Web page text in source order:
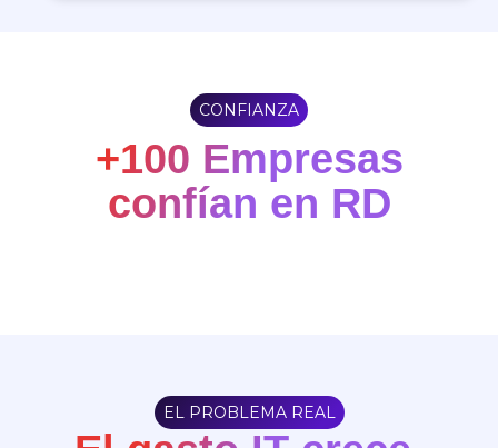
CONFIANZA
+100 Empresas
confían en RD
EL PROBLEMA REAL